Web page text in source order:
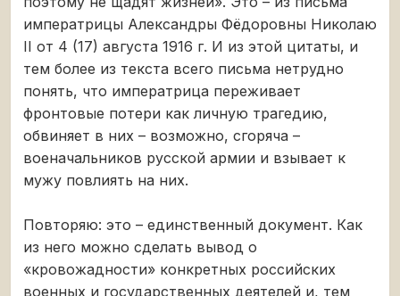
императрицы Александры Фёдоровны Николаю
II от 4 (17) августа 1916 г. И из этой цитаты, и
тем более из текста всего письма нетрудно
понять, что императрица переживает
фронтовые потери как личную трагедию,
обвиняет в них – возможно, сгоряча –
военачальников русской армии и взывает к
мужу повлиять на них.
Повторяю: это – единственный документ. Как
из него можно сделать вывод о
«кровожадности» конкретных российских
военных и государственных деятелей и, тем